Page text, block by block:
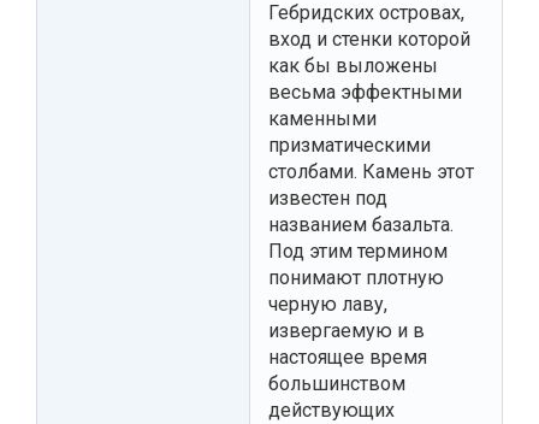
Гебридских островах,
вход и стенки которой
как бы выложены
весьма эффектными
каменными
призматическими
столбами. Камень этот
известен под
названием базальта.
Под этим термином
понимают плотную
черную лаву,
извергаемую и в
настоящее время
большинством
действующих